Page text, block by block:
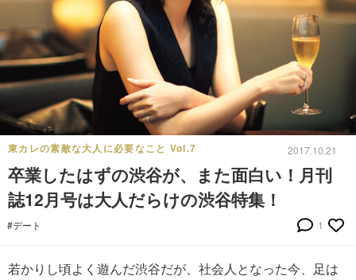
東カレの素敵な大人に必要なこと Vol.7 2017.10.21
卒業したはずの渋谷が、また面白い！月刊
誌12月号は大人だらけの渋谷特集！
#デート 1
若かりし頃よく遊んだ渋谷だが、社会人となった今、足は